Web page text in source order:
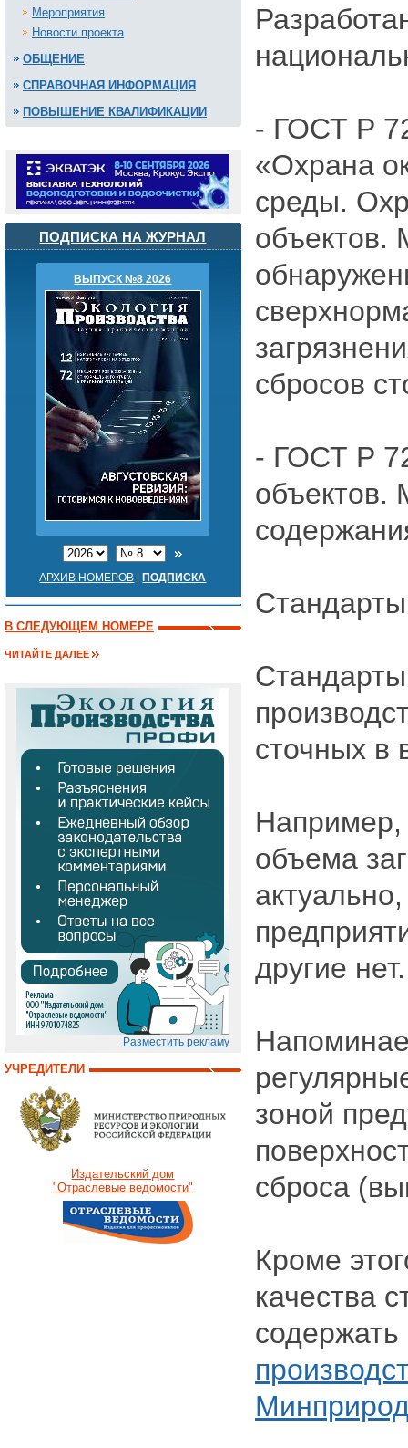
Мероприятия
Новости проекта
ОБЩЕНИЕ
СПРАВОЧНАЯ ИНФОРМАЦИЯ
ПОВЫШЕНИЕ КВАЛИФИКАЦИИ
ПОДПИСКА НА ЖУРНАЛ
ВЫПУСК №8 2026
АРХИВ НОМЕРОВ ПОДПИСКА
В СЛЕДУЮЩЕМ НОМЕРЕ
ЧИТАЙТЕ ДАЛЕЕ
Разместить рекламу
УЧРЕДИТЕЛИ
Издательский дом
"Отраслевые ведомости"
- ГОСТ Р
«Охрана
среды.
объектов.
сбросов
- ГОСТ Р
объектов.
сточных в
Например,
объема
другие нет.
зоной
сброса
Кроме
качества
содержать